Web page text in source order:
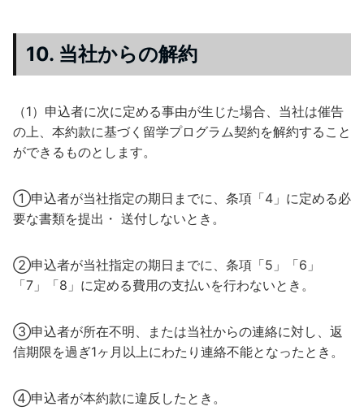
10. 当社からの解約
（1）申込者に次に定める事由が生じた場合、当社は催告
の上、本約款に基づく留学プログラム契約を解約すること
ができるものとします。
①申込者が当社指定の期日までに、条項「4」に定める必
要な書類を提出・ 送付しないとき。
②申込者が当社指定の期日までに、条項「5」「6」
「7」「8」に定める費用の支払いを行わないとき。
③申込者が所在不明、または当社からの連絡に対し、返
信期限を過ぎ1ヶ月以上にわたり連絡不能となったとき。
④申込者が本約款に違反したとき。